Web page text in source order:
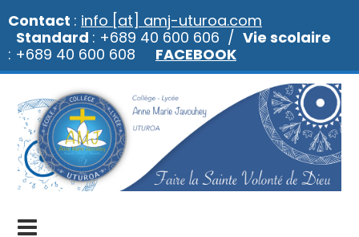
Contact : info [at] amj-uturoa.com
Standard : +689 40 600 606 / Vie scolaire
: +689 40 600 608 FACEBOOK